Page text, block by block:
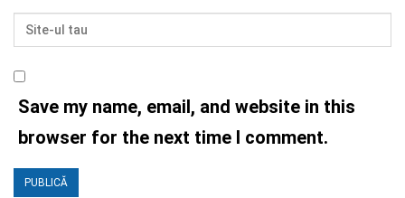
Save my name, email, and website in this
browser for the next time I comment.